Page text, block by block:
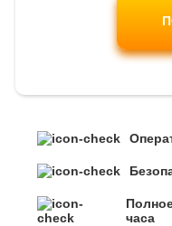
часа